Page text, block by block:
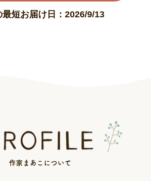
最短お届け日：2026/9/13
作家まあこについて